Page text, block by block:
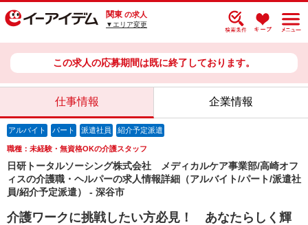
関東 の求人
▼エリア変更
この求人の応募期間は既に終了しております。
仕事情報 企業情報
アルバイト パート 派遣社員 紹介予定派遣
職種：未経験・無資格OKの介護スタッフ
日研トータルソーシング株式会社 メディカルケア事業部/高崎オフ
ィスの介護職・ヘルパーの求人情報詳細（アルバイト/パート/派遣社
員/紹介予定派遣） - 深谷市
介護ワークに挑戦したい方必見！ あなたらしく輝